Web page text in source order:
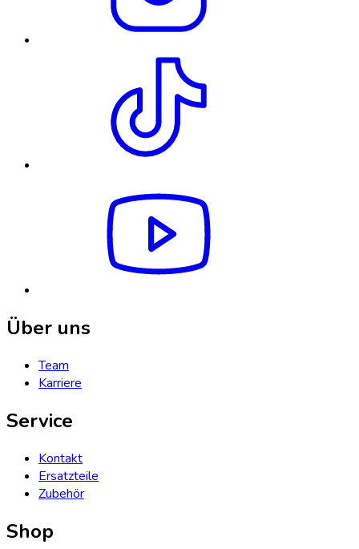
Über uns
Team
Karriere
Service
Kontakt
Ersatzteile
Zubehör
Shop